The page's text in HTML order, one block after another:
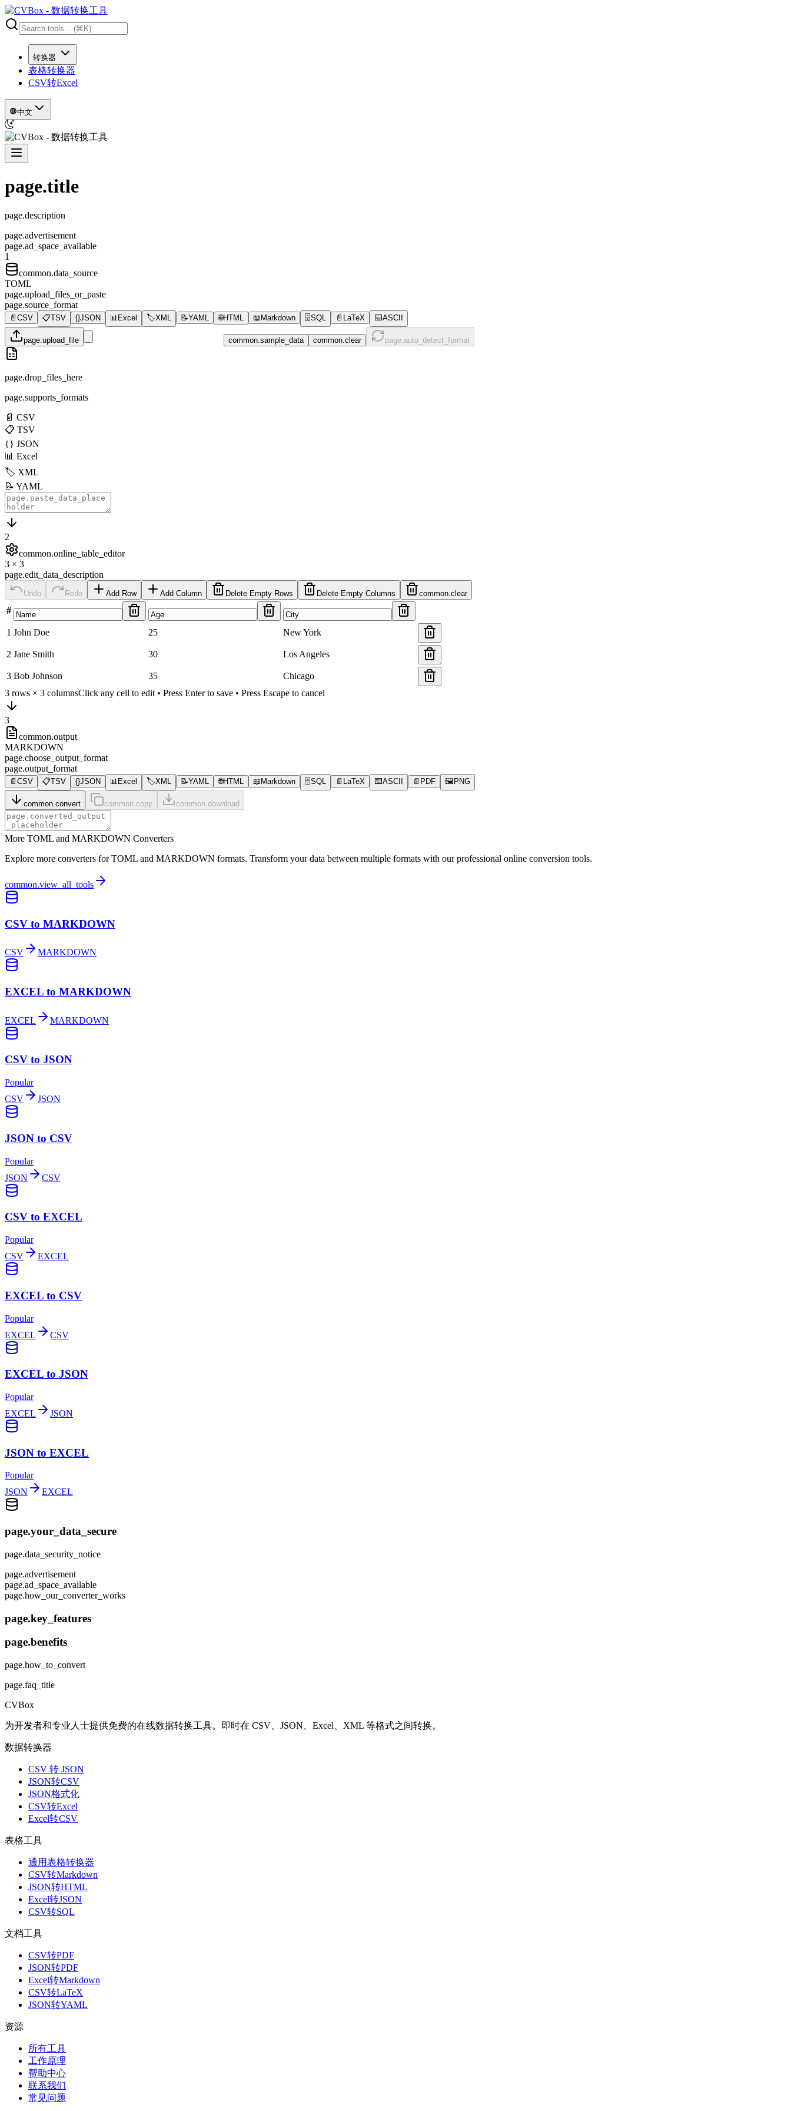
转换器
表格转换器
CSV转Excel
中文
page.title
page.description
page.advertisement
page.ad_space_available
1
common.data_source
TOML
page.upload_files_or_paste
page.source_format
📄 CSV 📋TSV {}JSON 📊 Excel 🏷️XML 📝YAML 🌐HTML 📖 Markdown 🗄️SQL 📄 LaTeX ⌨️ASCII
page.upload_file common.sample_data common.clear page.auto_detect_format
page.drop_files_here
page.supports_formats
📄 CSV
📋 TSV
{} JSON
📊 Excel
🏷️ XML
📝 YAML
2
common.online_table_editor
3 × 3
page.edit_data_description
Undo Redo Add Row Add Column Delete Empty Rows Delete Empty Columns common.clear
#
1 John Doe 25 New York
2 Jane Smith 30 Los Angeles
3 Bob Johnson 35
Chicago
3 rows × 3 columnsClick any cell to edit • Press Enter to save • Press Escape to cancel
3
common.output
MARKDOWN
page.choose_output_format
page.output_format
📄 CSV 📋TSV {}JSON 📊 Excel 🏷️XML 📝YAML 🌐HTML 📖 Markdown 🗄️SQL 📄 LaTeX ⌨️ASCII 📄 PDF 🖼️ PNG
common.convert common.copy common.download
More TOML and MARKDOWN Converters
Explore more converters for TOML and MARKDOWN formats. Transform your data between multiple formats with our professional online conversion tools.
common.view_all_tools
CSV to MARKDOWN
CSV MARKDOWN
EXCEL to MARKDOWN
EXCEL MARKDOWN
CSV to JSON
Popular
CSV
JSON
JSON to CSV
Popular
JSON
CSV
CSV to EXCEL
Popular
CSV
EXCEL
EXCEL to CSV
Popular
EXCEL
CSV
EXCEL to JSON
Popular
EXCEL
JSON
JSON to EXCEL
Popular
JSON
EXCEL
page.your_data_secure
page.data_security_notice
page.advertisement
page.ad_space_available
page.how_our_converter_works
page.key_features
page.benefits
page.how_to_convert
page.faq_title
CVBox
为开发者和专业人士提供免费的在线数据转换工具。即时在 CSV、JSON、Excel、XML 等格式之间转换。
数据转换器
CSV 转 JSON
JSON转CSV
JSON格式化
CSV转Excel
Excel转CSV
表格工具
通用表格转换器
CSV转Markdown
JSON转HTML
Excel转JSON
CSV转SQL
文档工具
CSV转PDF
JSON转PDF
Excel转Markdown
CSV转LaTeX
JSON转YAML
资源
所有工具
工作原理
帮助中心
联系我们
常见问题